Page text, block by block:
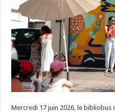
Mercredi 17 juin 2026, le bibliobus